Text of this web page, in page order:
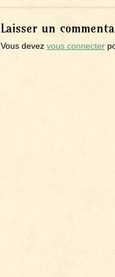
Laisser un
Vous devez vous connecter